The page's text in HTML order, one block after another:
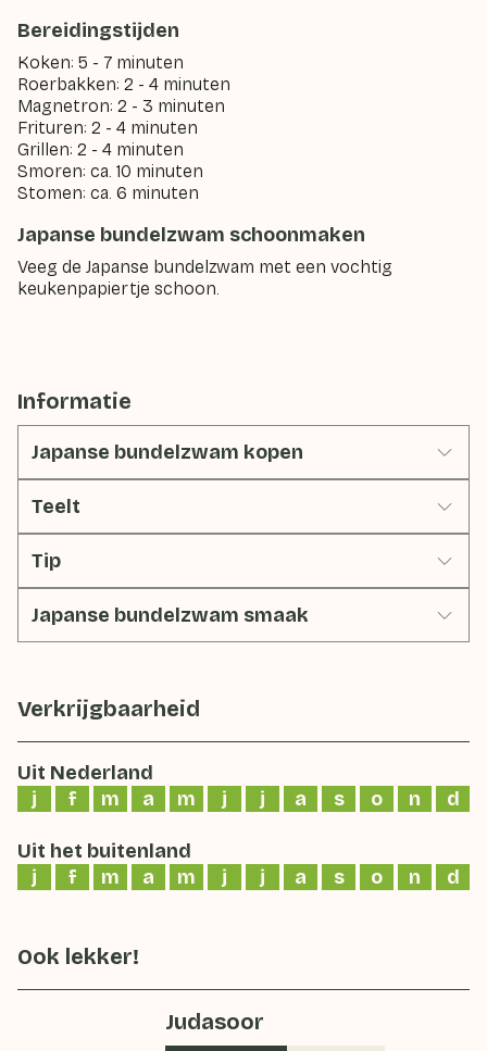
Bereidingstijden
Koken: 5 - 7 minuten
Roerbakken: 2 - 4 minuten
Magnetron: 2 - 3 minuten
Frituren: 2 - 4 minuten
Grillen: 2 - 4 minuten
Smoren: ca. 10 minuten
Stomen: ca. 6 minuten
Japanse bundelzwam schoonmaken
Veeg de Japanse bundelzwam met een vochtig
keukenpapiertje schoon.
Informatie
Japanse bundelzwam kopen
Teelt
Tip
Japanse bundelzwam smaak
Verkrijgbaarheid
Uit Nederland
j
f m a m j j a s o n d
Uit het buitenland
j
f m a m j j a s o n d
Ook lekker!
Judasoor